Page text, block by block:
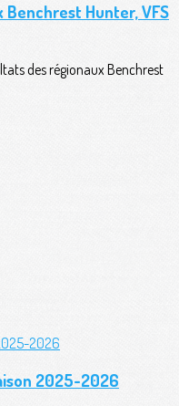
Benchrest Hunter, VFS
des régionaux Benchrest
2025-2026